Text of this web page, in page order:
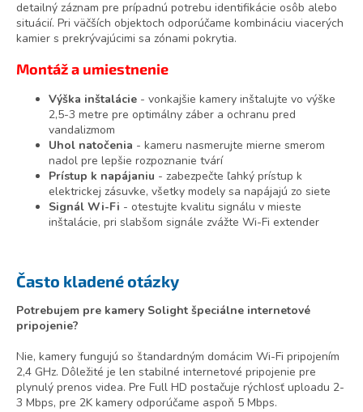
detailný záznam pre prípadnú potrebu identifikácie osôb alebo
situácií. Pri väčších objektoch odporúčame kombináciu viacerých
kamier s prekrývajúcimi sa zónami pokrytia.
Montáž a umiestnenie
Výška inštalácie - vonkajšie kamery inštalujte vo výške
2,5-3 metre pre optimálny záber a ochranu pred
vandalizmom
Uhol natočenia - kameru nasmerujte mierne smerom
nadol pre lepšie rozpoznanie tvárí
Prístup k napájaniu - zabezpečte ľahký prístup k
elektrickej zásuvke, všetky modely sa napájajú zo siete
Signál Wi-Fi - otestujte kvalitu signálu v mieste
inštalácie, pri slabšom signále zvážte Wi-Fi extender
Často kladené otázky
Potrebujem pre kamery Solight špeciálne internetové
pripojenie?
Nie, kamery fungujú so štandardným domácim Wi-Fi pripojením
2,4 GHz. Dôležité je len stabilné internetové pripojenie pre
plynulý prenos videa. Pre Full HD postačuje rýchlosť uploadu 2-
3 Mbps, pre 2K kamery odporúčame aspoň 5 Mbps.